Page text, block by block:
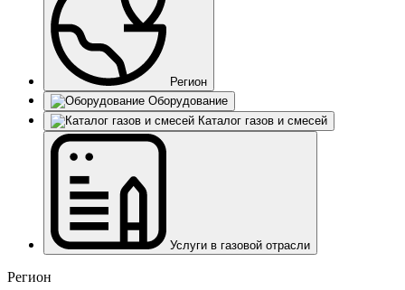
Регион
Оборудование
Каталог газов и смесей
Услуги в газовой отрасли
Регион